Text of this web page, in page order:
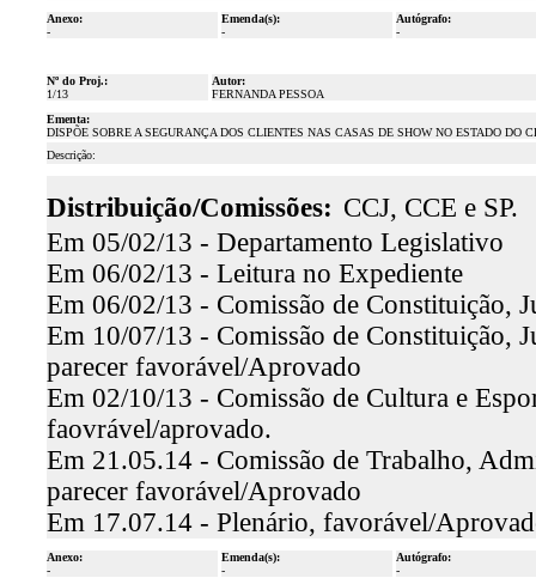
Anexo:
-
Emenda(s):
-
Autógrafo:
-
Nº do Proj.:
1/13
Autor:
FERNANDA PESSOA
Ementa:
DISPÕE SOBRE A SEGURANÇA DOS CLIENTES NAS CASAS DE SHOW NO ESTADO DO
Descrição:
Distribuição/Comissões: CCJ, CCE e SP.
Em 05/02/13 - Departamento Legislativo
Em 06/02/13 - Leitura no Expediente
Em 06/02/13 - Comissão de Constituição,
Em 10/07/13 - Comissão de Constituição,
parecer favorável/Aprovado
Em 02/10/13 - Comissão de Cultura e
faovrável/aprovado.
Em 21.05.14 - Comissão de Trabalho,
parecer favorável/Aprovado
Em 17.07.14 - Plenário, favorável/
Anexo:
-
Emenda(s):
-
Autógrafo:
-